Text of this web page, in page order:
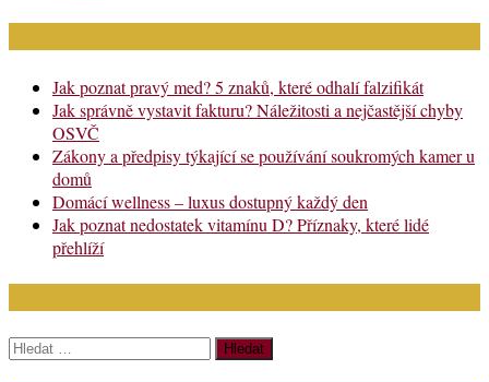
Jak poznat pravý med? 5 znaků, které odhalí falzifikát
Jak správně vystavit fakturu? Náležitosti a nejčastější chyby
OSVČ
Zákony a předpisy týkající se používání soukromých kamer u
domů
Domácí wellness – luxus dostupný každý den
Jak poznat nedostatek vitamínu D? Příznaky, které lidé
přehlíží
Vyhledávání